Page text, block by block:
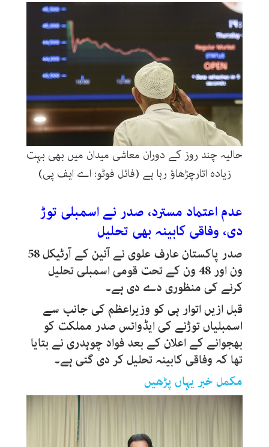
حالیہ چند روز کے دوران معاشی میدان میں بھی بہت
زیادہ اتارچڑھاؤ رہا ہے (فائل فوٹو: اے ایف پی)
عدم اعتماد مسترد، صدر نے اسمبلی توڑ
دی، وفاقی کابینہ بھی تحلیل
صدر پاکستان عارف علوی نے آئین کے آرٹیکل 58
ون اور 48 ون کے تحت قومی اسمبلی تحلیل
کرنے کی منظوری دے دی ہے۔
قبل ازیں اتوار ہی کو وزیراعظم کی جانب سے
اسمبلیاں توڑنے کی ایڈوائس صدر مملکت کو
بھجوانے کے اعلان کے بعد فواد چوہدری نے بتایا
تھا کہ وفاقی کابینہ تحلیل کر دی گئی ہے۔
مکمل خبر یہاں پڑھیں